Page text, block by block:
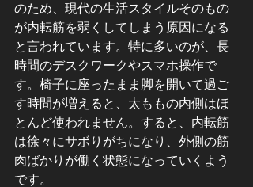
のため、現代の生活スタイルそのもの
が内転筋を弱くしてしまう原因になる
と言われています。特に多いのが、長
時間のデスクワークやスマホ操作で
す。椅子に座ったまま脚を開いて過ご
す時間が増えると、太ももの内側はほ
とんど使われません。すると、内転筋
は徐々にサボりがちになり、外側の筋
肉ばかりが働く状態になっていくよう
です。